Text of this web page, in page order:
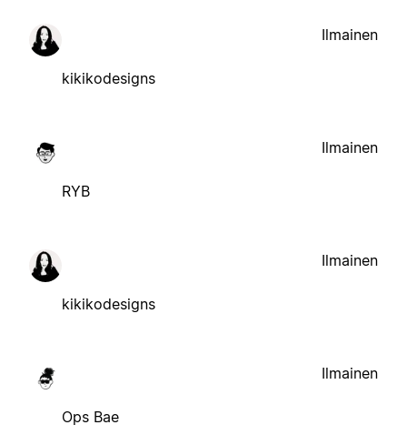
kikikodesigns
Ilmainen
RYB
Ilmainen
kikikodesigns
Ilmainen
Ops Bae
Ilmainen